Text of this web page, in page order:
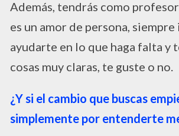
Además, tendrás como
es un amor de persona,
ayudarte en lo que haga falta y
cosas muy claras, te guste o no.
¿Y si el cambio que buscas
simplemente por entenderte